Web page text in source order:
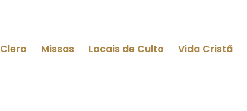
Clero Missas Locais de Culto Vida Cristã